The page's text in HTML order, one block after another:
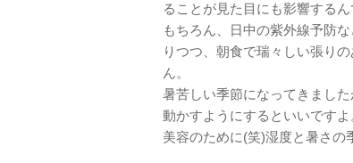
ることが見た目にも影響するん
もちろん、日中の紫外線予防
りつつ、朝食で瑞々しい張り
ん。
暑苦しい季節になってきまし
動かすようにするといいですよ
美容のために(笑)湿度と暑さの